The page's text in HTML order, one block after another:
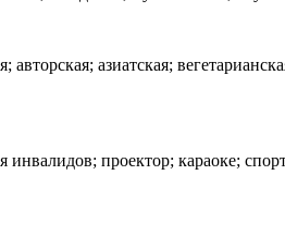
авторская; азиатская;
инвалидов; проектор; караоке;